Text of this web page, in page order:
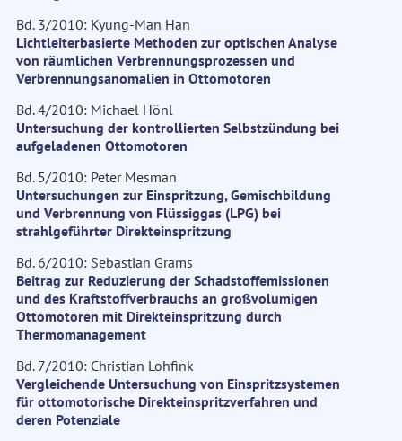
Bd. 3/2010: Kyung-Man Han
Lichtleiterbasierte Methoden zur optischen Analyse
von räumlichen Verbrennungsprozessen und
Verbrennungsanomalien in Ottomotoren
Bd. 4/2010: Michael Hönl
Untersuchung der kontrollierten Selbstzündung bei
aufgeladenen Ottomotoren
Bd. 5/2010: Peter Mesman
Untersuchungen zur Einspritzung, Gemischbildung
und Verbrennung von Flüssiggas (LPG) bei
strahlgeführter Direkteinspritzung
Bd. 6/2010: Sebastian Grams
Beitrag zur Reduzierung der Schadstoffemissionen
und des Kraftstoffverbrauchs an großvolumigen
Ottomotoren mit Direkteinspritzung durch
Thermomanagement
Bd. 7/2010: Christian Lohfink
Vergleichende Untersuchung von Einspritzsystemen
für ottomotorische Direkteinspritzverfahren und
deren Potenziale